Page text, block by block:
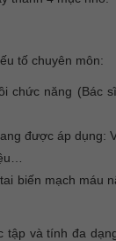
tố chuyên môn:
chức năng (Bác
được áp dụng:
biến mạch máu
và tính đa